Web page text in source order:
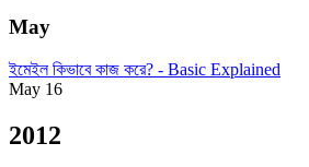
May
ইমেইল কিভাবে কাজ করে? - Basic Explained
May 16
2012